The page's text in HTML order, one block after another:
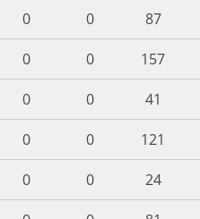
0 0
87
0 0
157
0 0
41
0 0
121
0 0
24